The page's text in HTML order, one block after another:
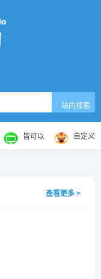
站内搜索
皆可以 自定义
查看更多 >